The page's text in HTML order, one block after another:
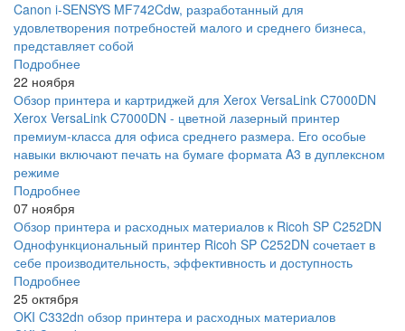
Canon i-SENSYS MF742Cdw, разработанный для
удовлетворения потребностей малого и среднего бизнеса,
представляет собой
Подробнее
22 ноября
Обзор принтера и картриджей для Xerox VersaLink C7000DN
Xerox VersaLink C7000DN - цветной лазерный принтер
премиум-класса для офиса среднего размера. Его особые
навыки включают печать на бумаге формата A3 в дуплексном
режиме
Подробнее
07 ноября
Обзор принтера и расходных материалов к Ricoh SP C252DN
Однофункциональный принтер Ricoh SP C252DN сочетает в
себе производительность, эффективность и доступность
Подробнее
25 октября
OKI C332dn обзор принтера и расходных материалов